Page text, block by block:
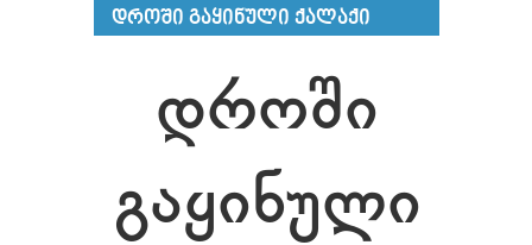
ᲓᲠᲝᲨᲘ ᲒᲐᲧᲘᲜᲣᲚᲘ ᲥᲐᲚᲐᲥᲘ
დროში
გაყინული